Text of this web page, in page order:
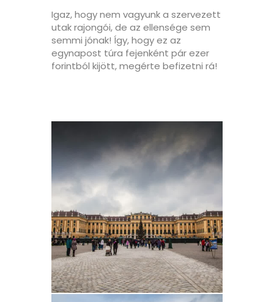
Igaz, hogy nem vagyunk a szervezett
utak rajongói, de az ellensége sem
semmi jónak! Így, hogy ez az
egynapost túra fejenként pár ezer
forintból kijött, megérte befizetni rá!